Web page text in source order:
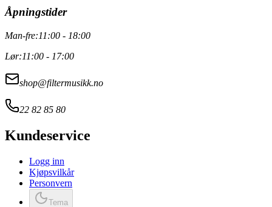
Åpningstider
Man-fre:11:00 - 18:00
Lør:11:00 - 17:00
shop@filtermusikk.no
22 82 85 80
Kundeservice
Logg inn
Kjøpsvilkår
Personvern
Tema